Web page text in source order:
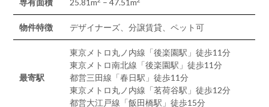
専有面積 25.81m – 47.51m
物件特徴 デザイナーズ、分譲賃貸、ペット可
最寄駅
東京メトロ丸ノ内線「後楽園駅」徒歩11分
東京メトロ南北線「後楽園駅」徒歩11分
都営三田線「春日駅」徒歩11分
東京メトロ丸ノ内線「茗荷谷駅」徒歩12分
都営大江戸線「飯田橋駅」徒歩15分